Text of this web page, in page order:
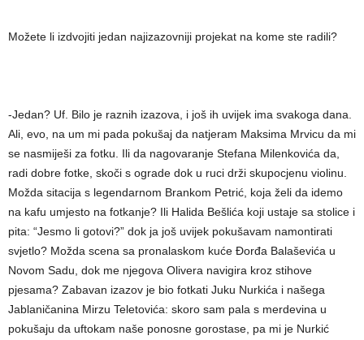
Možete li izdvojiti jedan najizazovniji projekat na kome ste radili?
-Jedan? Uf. Bilo je raznih izazova, i još ih uvijek ima svakoga dana.
Ali, evo, na um mi pada pokušaj da natjeram Maksima Mrvicu da mi
se nasmiješi za fotku. Ili da nagovaranje Stefana Milenkovića da,
radi dobre fotke, skoči s ograde dok u ruci drži skupocjenu violinu.
Možda sitacija s legendarnom Brankom Petrić, koja želi da idemo
na kafu umjesto na fotkanje? Ili Halida Bešlića koji ustaje sa stolice i
pita: “Jesmo li gotovi?” dok ja još uvijek pokušavam namontirati
svjetlo? Možda scena sa pronalaskom kuće Đorđa Balaševića u
Novom Sadu, dok me njegova Olivera navigira kroz stihove
pjesama? Zabavan izazov je bio fotkati Juku Nurkića i našega
Jablaničanina Mirzu Teletovića: skoro sam pala s merdevina u
pokušaju da uftokam naše ponosne gorostase, pa mi je Nurkić